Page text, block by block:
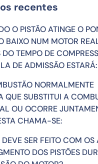
recentes
O PISTÃO ATINGE O
BAIXO NUM MOTOR
DO TEMPO DE
DE ADMISSÃO ESTARÁ:
NORMALMENTE
QUE SUBSTITUI A
OU OCORRE
CHAMA-SE:
SER FEITO COM OS
DOS PISTÕES